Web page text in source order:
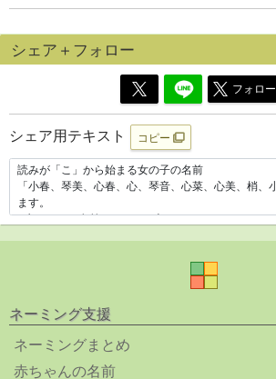
シェア＋フォロー
フォロー
シェア用テキスト コピー
ネーミング支援
ネーミングまとめ
赤ちゃんの名前